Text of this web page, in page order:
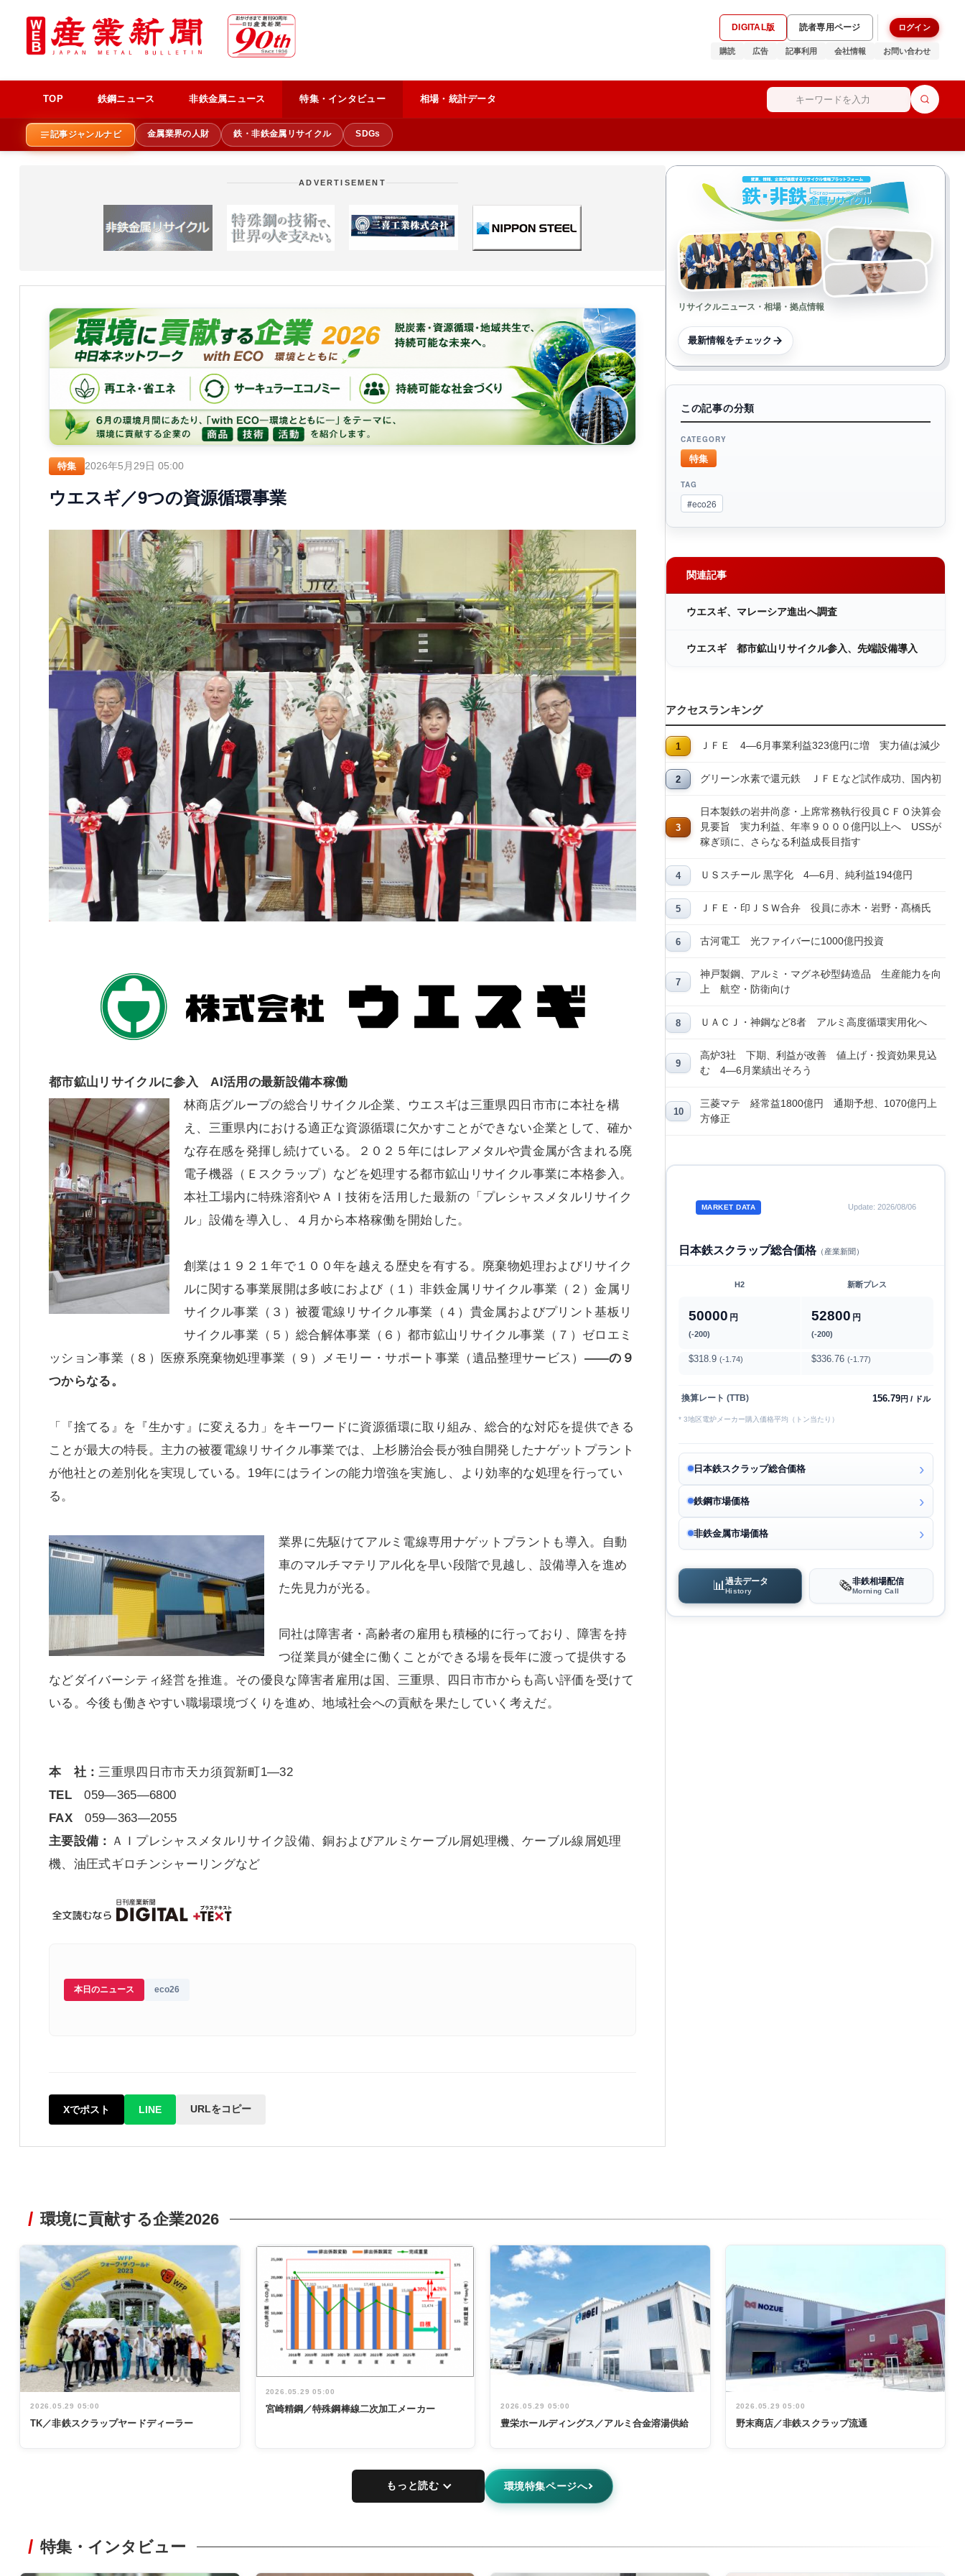
DIGITAL版 読者専用ページ ログイン
購読 広告 記事利用 会社情報 お問い合わせ
TOP 鉄鋼ニュース 非鉄金属ニュース 特集・インタビュー 相場・統計データ
記事ジャンルナビ 金属業界の人財 鉄・非鉄金属リサイクル SDGs
ADVERTISEMENT
特集 2026年5月29日 05:00
ウエスギ／9つの資源循環事業
都市鉱山リサイクルに参入 AI活用の最新設備本稼働
林商店グループの総合リサイクル企業、ウエスギは三重県四日市市に本社を構
え、三重県内における適正な資源循環に欠かすことができない企業として、確か
な存在感を発揮し続けている。２０２５年にはレアメタルや貴金属が含まれる廃
電子機器（Ｅスクラップ）などを処理する都市鉱山リサイクル事業に本格参入。
本社工場内に特殊溶剤やＡＩ技術を活用した最新の「プレシャスメタルリサイク
ル」設備を導入し、４月から本格稼働を開始した。
創業は１９２１年で１００年を越える歴史を有する。廃棄物処理およびリサイク
ルに関する事業展開は多岐におよび（１）非鉄金属リサイクル事業（２）金属リ
サイクル事業（３）被覆電線リサイクル事業（４）貴金属およびプリント基板リ
サイクル事業（５）総合解体事業（６）都市鉱山リサイクル事業（７）ゼロエミ
ッション事業（８）医療系廃棄物処理事業（９）メモリー・サポート事業（遺品整理サービス） ――の９
つからなる。
「『捨てる』を『生かす』に変える力」をキーワードに資源循環に取り組み、総合的な対応を提供できる
ことが最大の特長。主力の被覆電線リサイクル事業では、上杉勝治会長が独自開発したナゲットプラント
が他社との差別化を実現している。19年にはラインの能力増強を実施し、より効率的な処理を行ってい
る。
業界に先駆けてアルミ電線専用ナゲットプラントも導入。自動
車のマルチマテリアル化を早い段階で見越し、設備導入を進め
た先見力が光る。
同社は障害者・高齢者の雇用も積極的に行っており、障害を持
つ従業員が健全に働くことができる場を長年に渡って提供する
などダイバーシティ経営を推進。その優良な障害者雇用は国、三重県、四日市市からも高い評価を受けて
いる。今後も働きやすい職場環境づくりを進め、地域社会への貢献を果たしていく考えだ。
本 社：三重県四日市市天カ須賀新町1―32
TEL 059―365―6800
FAX 059―363―2055
主要設備： ＡＩプレシャスメタルリサイク設備、銅およびアルミケーブル屑処理機、ケーブル線屑処理
機、油圧式ギロチンシャーリングなど
本日のニュース eco26
Xでポスト LINE URLをコピー
リサイクルニュース・相場・拠点情報
最新情報をチェック
この記事の分類
CATEGORY
特集
TAG
#eco26
関連記事
ウエスギ、マレーシア進出へ調査
ウエスギ 都市鉱山リサイクル参入、先端設備導入
アクセスランキング
ＪＦＥ 4―6月事業利益323億円に増 実力値は減少
グリーン水素で還元鉄 ＪＦＥなど試作成功、国内初
日本製鉄の岩井尚彦・上席常務執行役員ＣＦＯ決算会
見要旨 実力利益、年率９０００億円以上へ USSが
稼ぎ頭に、さらなる利益成長目指す
ＵＳスチール 黒字化 4―6月、純利益194億円
ＪＦＥ・印ＪＳＷ合弁 役員に赤木・岩野・髙橋氏
古河電工 光ファイバーに1000億円投資
神戸製鋼、アルミ・マグネ砂型鋳造品 生産能力を向
上 航空・防衛向け
ＵＡＣＪ・神鋼など8者 アルミ高度循環実用化へ
高炉3社 下期、利益が改善 値上げ・投資効果見込
む 4―6月業績出そろう
三菱マテ 経常益1800億円 通期予想、1070億円上
方修正
MARKET DATA Update: 2026/08/06
日本鉄スクラップ総合価格（産業新聞）
H2 新断プレス
50000 円
(-200)
52800 円
(-200)
$318.9 (-1.74) $336.76 (-1.77)
換算レート (TTB) 156.79円 / ドル
* 3地区電炉メーカー購入価格平均（トン当たり）
日本鉄スクラップ総合価格
鉄鋼市場価格
非鉄金属市場価格
📊 過去データ
History 🗞️非鉄相場配信
Morning Call
環境に貢献する企業2026
2026.05.29 05:00
TK／非鉄スクラップヤードディーラー
2026.05.29 05:00
宮崎精鋼／特殊鋼棒線二次加工メーカー 2026.05.29 05:00
豊栄ホールディングス／アルミ合金溶湯供給
2026.05.29 05:00
野末商店／非鉄スクラップ流通
もっと読む 環境特集ページへ
特集・インタビュー